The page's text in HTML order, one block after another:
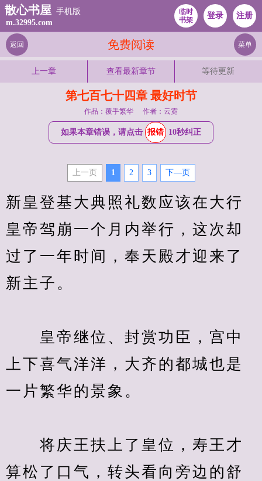
散心书屋 手机版
m.32995.com
临时
书架
登录 注册
免费阅读
返回 菜单
上一章 查看最新章节 等待更新
第七百七十四章 最好时节
作品：覆手繁华 作者：云霓
如果本章错误，请点击 报错 10秒纠正
上一页 1 2 3 下—页
新皇登基大典照礼数应该在大行
皇帝驾崩一个月内举行，这次却
过了一年时间，奉天殿才迎来了
皇帝继位、封赏功臣，宫中
上下喜气洋洋，大齐的都城也是
将庆王扶上了皇位，寿王才
算松了口气，转头看向旁边的舒